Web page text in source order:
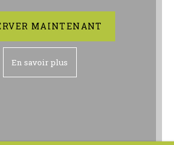
MAINTENANT
En savoir plus